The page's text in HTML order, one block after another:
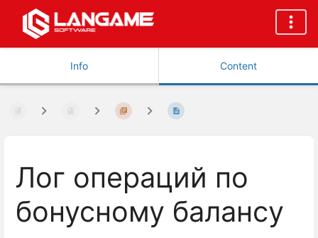
Info Content
Лог операций по
бонусному балансу